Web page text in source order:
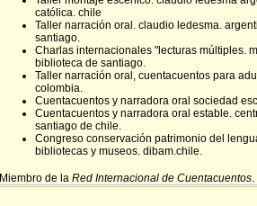
católica. chile
Taller narración oral. claudio ledesma.
santiago.
Charlas internacionales "lecturas múltiples.
biblioteca de santiago.
Taller narración oral, cuentacuentos para
colombia.
Cuentacuentos y narradora oral sociedad
Cuentacuentos y narradora oral estable.
santiago de chile.
Congreso conservación patrimonio del
bibliotecas y museos. dibam.chile.
Miembro de la Red Internacional de Cuentacuentos.